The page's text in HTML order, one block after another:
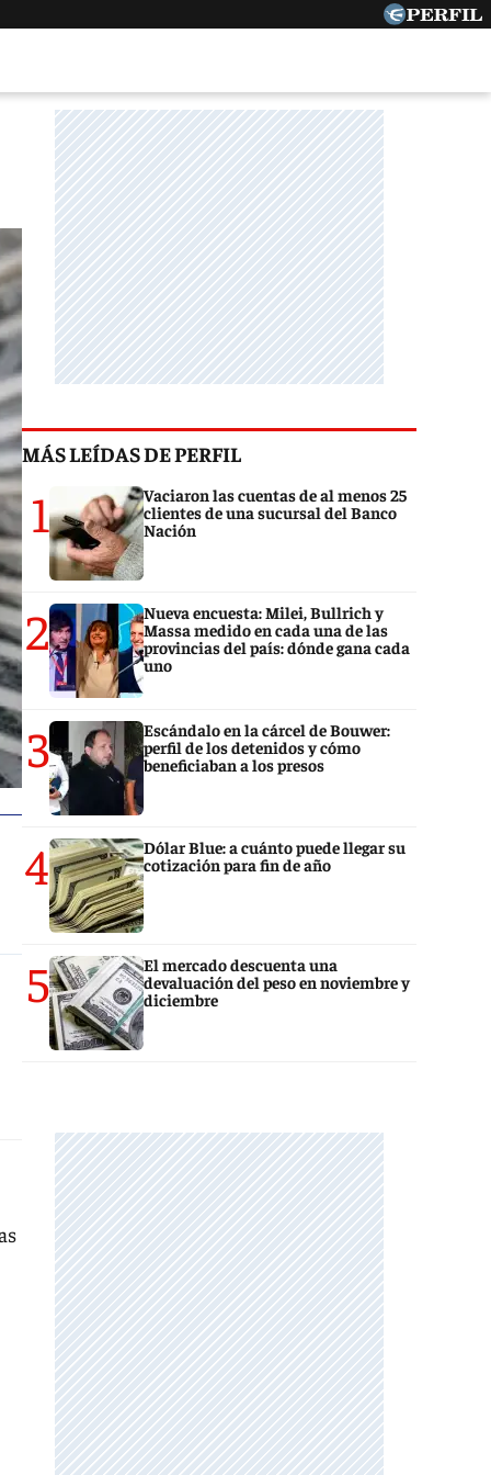
MÁS LEÍDAS DE PERFIL
1
Vaciaron las cuentas de al menos 25
clientes de una sucursal del Banco
Nación
2
Nueva encuesta: Milei, Bullrich y
Massa medido en cada una de las
provincias del país: dónde gana cada
uno
3
Escándalo en la cárcel de Bouwer:
perfil de los detenidos y cómo
beneficiaban a los presos
4
Dólar Blue: a cuánto puede llegar su
cotización para fin de año
5
El mercado descuenta una
devaluación del peso en noviembre y
diciembre